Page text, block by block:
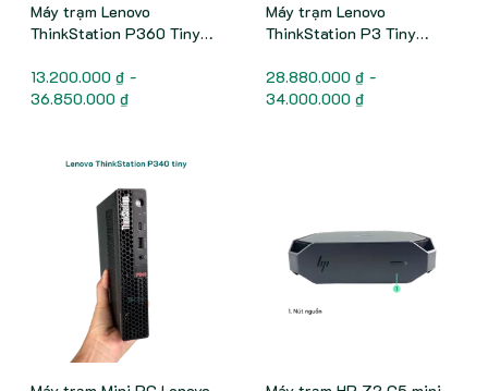
Máy trạm Lenovo
ThinkStation P360 Tiny
13.200.000 ₫ -
36.850.000 ₫
Máy trạm Lenovo
ThinkStation P3 Tiny
28.880.000 ₫ -
34.000.000 ₫